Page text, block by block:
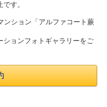
す。
ンション「アルファコート蕨
ョンフォトギャラリーをご